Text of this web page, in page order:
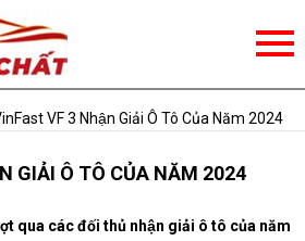
VF 3 Nhận Giải Ô Tô Của Năm 2024
GIẢI Ô TÔ CỦA NĂM 2024
qua các đối thủ nhận giải ô tô của năm